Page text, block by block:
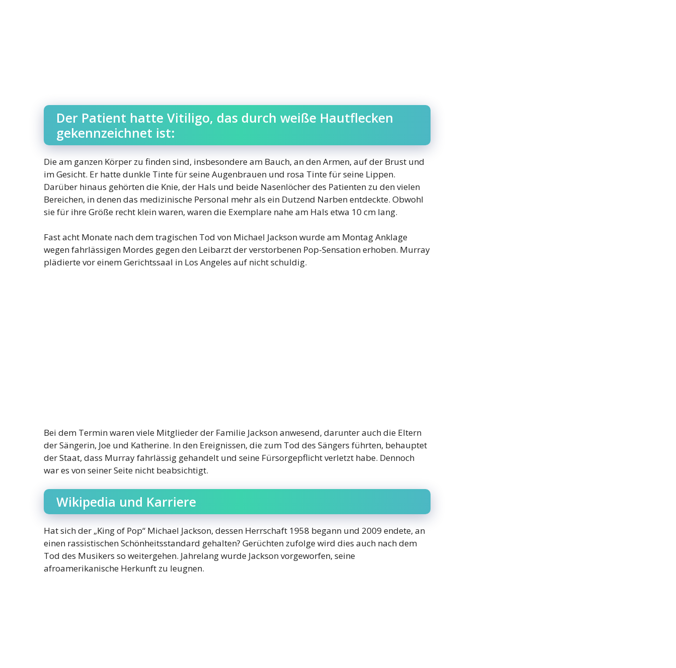
Der Patient hatte Vitiligo, das durch weiße Hautflecken
gekennzeichnet ist:
Die am ganzen Körper zu finden sind, insbesondere am Bauch, an den Armen, auf der Brust und
im Gesicht. Er hatte dunkle Tinte für seine Augenbrauen und rosa Tinte für seine Lippen.
Darüber hinaus gehörten die Knie, der Hals und beide Nasenlöcher des Patienten zu den vielen
Bereichen, in denen das medizinische Personal mehr als ein Dutzend Narben entdeckte. Obwohl
sie für ihre Größe recht klein waren, waren die Exemplare nahe am Hals etwa 10 cm lang.
Fast acht Monate nach dem tragischen Tod von Michael Jackson wurde am Montag Anklage
wegen fahrlässigen Mordes gegen den Leibarzt der verstorbenen Pop-Sensation erhoben. Murray
plädierte vor einem Gerichtssaal in Los Angeles auf nicht schuldig.
Bei dem Termin waren viele Mitglieder der Familie Jackson anwesend, darunter auch die Eltern
der Sängerin, Joe und Katherine. In den Ereignissen, die zum Tod des Sängers führten, behauptet
der Staat, dass Murray fahrlässig gehandelt und seine Fürsorgepflicht verletzt habe. Dennoch
war es von seiner Seite nicht beabsichtigt.
Wikipedia und Karriere
Hat sich der „King of Pop“ Michael Jackson, dessen Herrschaft 1958 begann und 2009 endete, an
einen rassistischen Schönheitsstandard gehalten? Gerüchten zufolge wird dies auch nach dem
Tod des Musikers so weitergehen. Jahrelang wurde Jackson vorgeworfen, seine
afroamerikanische Herkunft zu leugnen.